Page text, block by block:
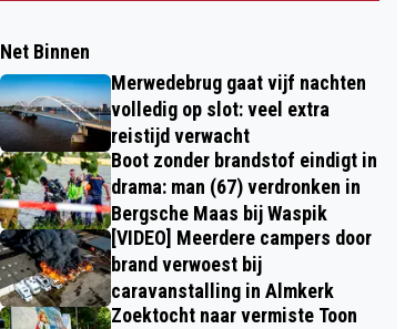
Net Binnen
Merwedebrug gaat vijf nachten
volledig op slot: veel extra
reistijd verwacht
Boot zonder brandstof eindigt in
drama: man (67) verdronken in
Bergsche Maas bij Waspik
[VIDEO] Meerdere campers door
brand verwoest bij
caravanstalling in Almkerk
Zoektocht naar vermiste Toon